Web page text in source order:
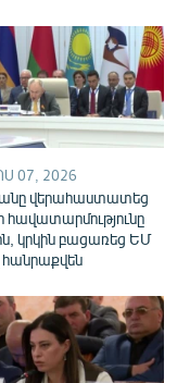
07, 2026
վերահաստատեց
հավատարմությունը
կրկին բացառեց ԵՄ
հանրաքվեն